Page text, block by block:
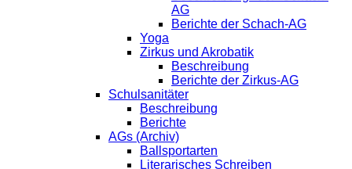
AG
Berichte der Schach-AG
Yoga
Zirkus und Akrobatik
Beschreibung
Berichte der Zirkus-AG
Schulsanitäter
Beschreibung
Berichte
AGs (Archiv)
Ballsportarten
Literarisches Schreiben